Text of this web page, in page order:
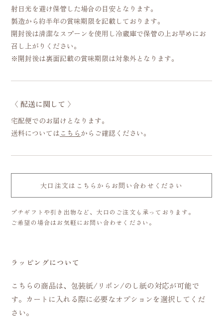
射日光を避け保管した場合の目安となります。
製造から約半年の賞味期限を記載しております。
開封後は清潔なスプーンを使用し冷蔵庫で保管の上お早めにお
召し上がりください。
※開封後は裏面記載の賞味期限は対象外となります。
〈 配送に関して 〉
宅配便でのお届けとなります。
送料については こちら からご確認ください。
大口注文はこちらからお問い合わせください
プチギフトや引き出物など、大口のご注文も承っております。
ご希望の場合はお気軽にお問い合わせください。
ラッピングについて
こちらの商品は、包装紙/リボン/のし紙の対応が可能で
す。カートに入れる際に必要なオプションを選択してくだ
さい。